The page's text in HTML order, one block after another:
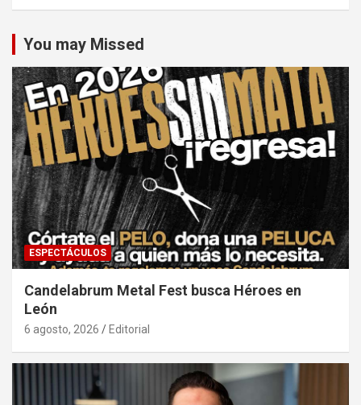
You may Missed
ESPECTÁCULOS
Candelabrum Metal Fest busca Héroes en
León
6 agosto, 2026 Editorial